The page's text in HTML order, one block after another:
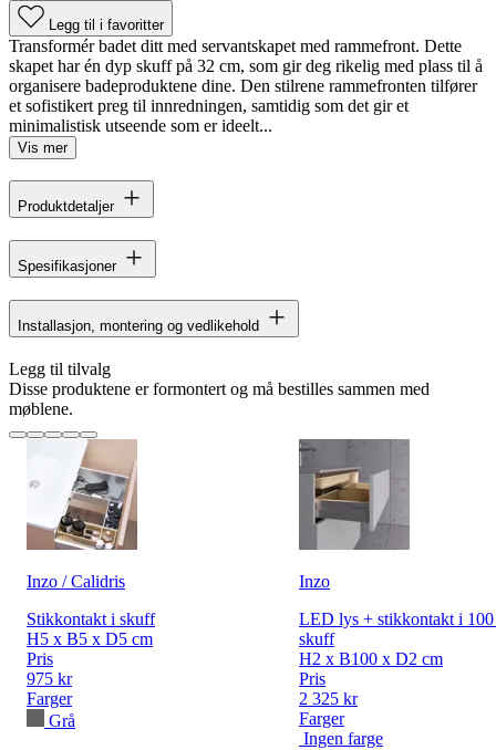
Legg til i favoritter
Transformér badet ditt med servantskapet med rammefront. Dette
skapet har én dyp skuff på 32 cm, som gir deg rikelig med plass til å
organisere badeproduktene dine. Den stilrene rammefronten tilfører
et sofistikert preg til innredningen, samtidig som det gir et
minimalistisk utseende som er ideelt...
Vis mer
Produktdetaljer
Spesifikasjoner
Installasjon, montering og vedlikehold
Legg til tilvalg
Disse produktene er formontert og må bestilles sammen med
møblene.
Inzo / Calidris
Stikkontakt i skuff
H5 x B5 x D5 cm
Pris
975 kr
Farger
Grå
Inzo
LED lys + stikkontakt i
skuff
H2 x B100 x D2 cm
Pris
2 325 kr
Farger
Ingen farge